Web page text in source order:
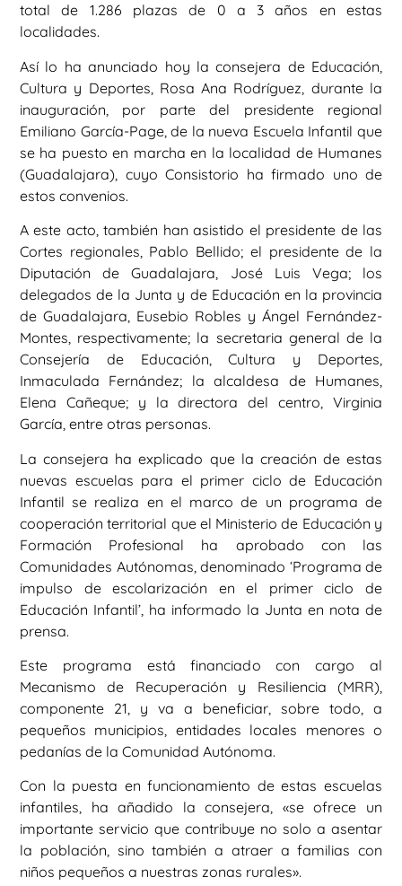
total de 1.286 plazas de 0 a 3 años en estas
localidades.
Así lo ha anunciado hoy la consejera de Educación,
Cultura y Deportes, Rosa Ana Rodríguez, durante la
inauguración, por parte del presidente regional
Emiliano García-Page, de la nueva Escuela Infantil que
se ha puesto en marcha en la localidad de Humanes
(Guadalajara), cuyo Consistorio ha firmado uno de
estos convenios.
A este acto, también han asistido el presidente de las
Cortes regionales, Pablo Bellido; el presidente de la
Diputación de Guadalajara, José Luis Vega; los
delegados de la Junta y de Educación en la provincia
de Guadalajara, Eusebio Robles y Ángel Fernández-
Montes, respectivamente; la secretaria general de la
Consejería de Educación, Cultura y Deportes,
Inmaculada Fernández; la alcaldesa de Humanes,
Elena Cañeque; y la directora del centro, Virginia
García, entre otras personas.
La consejera ha explicado que la creación de estas
nuevas escuelas para el primer ciclo de Educación
Infantil se realiza en el marco de un programa de
cooperación territorial que el Ministerio de Educación y
Formación Profesional ha aprobado con las
Comunidades Autónomas, denominado ‘Programa de
impulso de escolarización en el primer ciclo de
Educación Infantil’, ha informado la Junta en nota de
prensa.
Este programa está financiado con cargo al
Mecanismo de Recuperación y Resiliencia (MRR),
componente 21, y va a beneficiar, sobre todo, a
pequeños municipios, entidades locales menores o
pedanías de la Comunidad Autónoma.
Con la puesta en funcionamiento de estas escuelas
infantiles, ha añadido la consejera, «se ofrece un
importante servicio que contribuye no solo a asentar
la población, sino también a atraer a familias con
niños pequeños a nuestras zonas rurales».